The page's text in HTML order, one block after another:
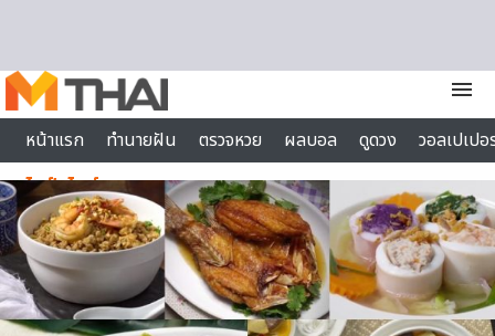
menu
หน้าแรก
ทำนายฝัน ตรวจหวย ผลบอล ดูดวง
วอลเปเป
ไลฟ์สไตล์